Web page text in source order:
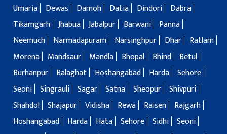
Umaria
Dewas Damoh Datia Dindori
Dabra
Tikamgarh Jhabua Jabalpur Barwani
Panna
Neemuch
Narmadapuram Narsinghpur Dhar
Ratlam
Morena
Mandsaur Mandla Bhopal Bhind
Betul
Burhanpur
Balaghat Hoshangabad Harda Sehore
Seoni Singrauli Sagar Satna Sheopur Shivpuri
Shahdol Shajapur Vidisha Rewa Raisen
Rajgarh
Hoshangabad
Harda Hata Sehore Sidhi Seoni